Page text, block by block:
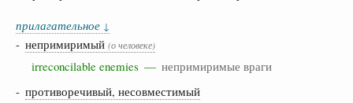
прилагательное ↓
- непримиримый (о человеке)
irreconcilable enemies — непримиримые враги
- противоречивый, несовместимый